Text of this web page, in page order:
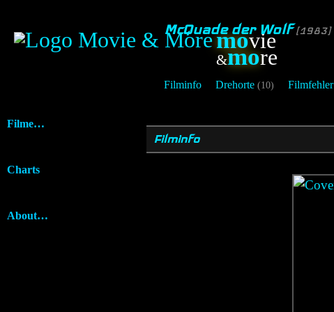
movie
&more
McQuade der Wolf[1983]
Filminfo Drehorte (10) Filmfehler
Filme…
Charts
About…
Filminfo